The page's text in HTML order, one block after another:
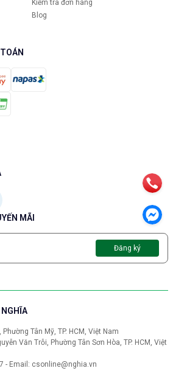
Kiểm tra đơn hàng
Blog
MÃI
Đăng ký
NGHĨA
Tân Mỹ, TP. HCM, Việt Nam
Văn Trỗi, Phường Tân Sơn Hòa, TP. HCM, Việt
- Email: csonline@nghia.vn